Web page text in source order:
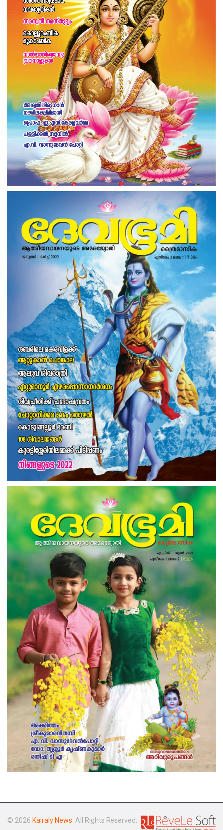
© 2026 Kairaly News . All Rights Reserved.